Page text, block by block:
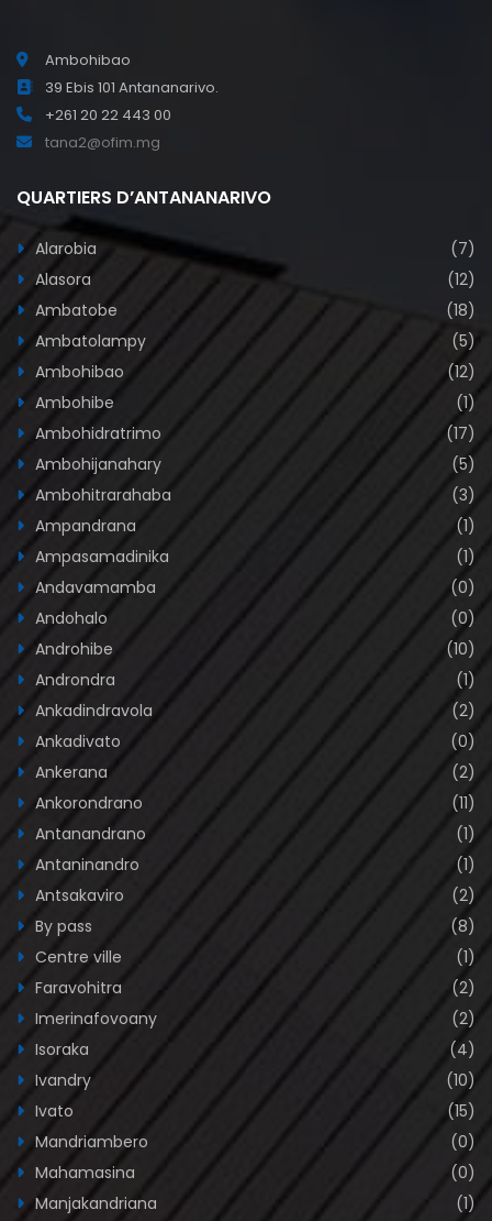
Ambohibao
39 Ebis 101 Antananarivo.
+261 20 22 443 00
tana2@ofim.mg
QUARTIERS D’ANTANANARIVO
Alarobia
(7)
Alasora
(12)
Ambatobe
(18)
Ambatolampy
(5)
Ambohibao
(12)
Ambohibe
(1)
Ambohidratrimo
(17)
Ambohijanahary
(5)
Ambohitrarahaba
(3)
Ampandrana
(1)
Ampasamadinika
(1)
Andavamamba
(0)
Andohalo
(0)
Androhibe
(10)
Androndra
(1)
Ankadindravola
(2)
Ankadivato
(0)
Ankerana
(2)
Ankorondrano
(11)
Antanandrano
(1)
Antaninandro
(1)
Antsakaviro
(2)
By pass
(8)
Centre ville
(1)
Faravohitra
(2)
Imerinafovoany
(2)
Isoraka
(4)
Ivandry
(10)
Ivato
(15)
Mandriambero
(0)
Mahamasina
(0)
Manjakandriana
(1)